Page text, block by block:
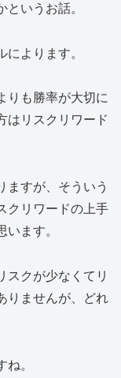
いうお話。
よります。
りも勝率が大切に
はリスクリワード
ますが、そういう
クリワードの上手
ます。
スクが少なくてリ
りませんが、どれ
。